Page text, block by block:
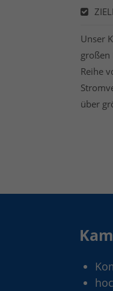
Unser
großen
Reihe
über